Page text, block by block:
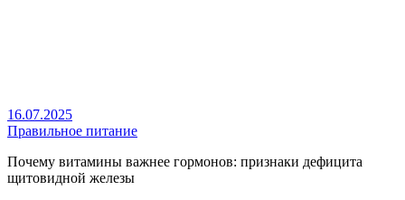
16.07.2025
Правильное питание
Почему витамины важнее гормонов: признаки дефицита
щитовидной железы